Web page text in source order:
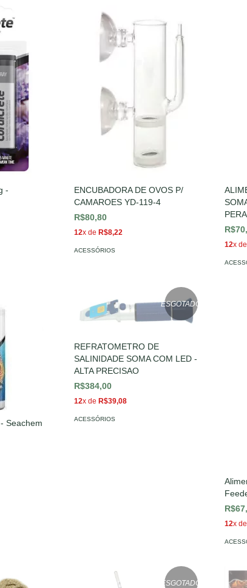
-
ENCUBADORA DE OVOS P/
CAMAROES YD-119-4
R$80,80
12x de R$8,22
ACESSÓRIOS
12x de
Seachem
ESGOTADO
REFRATOMETRO DE
SALINIDADE SOMA COM LED -
ALTA PRECISAO
R$384,00
12x de R$39,08
ACESSÓRIOS
12x de
ESGOTADO